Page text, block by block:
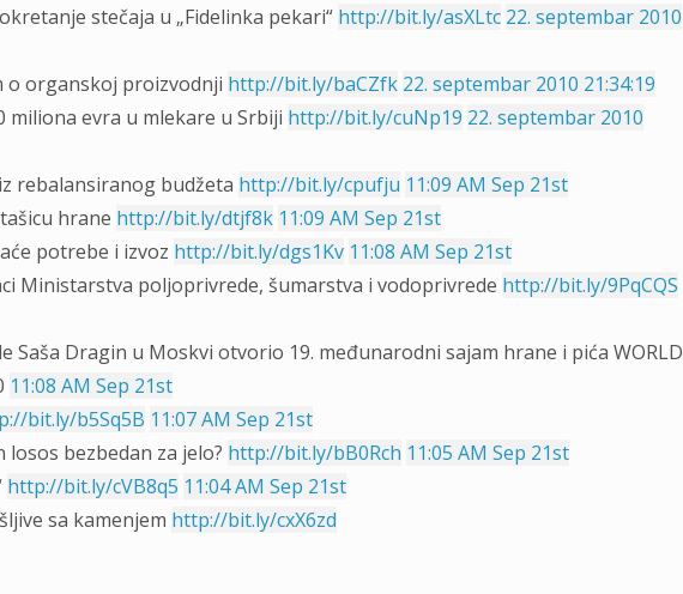
stečaja u „Fidelinka pekari“ http://bit.ly/asXLtc 22. septembar 2010
o organskoj proizvodnji http://bit.ly/baCZfk 22. septembar 2010 21:34:19
miliona evra u mlekare u Srbiji http://bit.ly/cuNp19 22. septembar 2010
rebalansiranog budžeta http://bit.ly/cpufju 11:09 AM Sep 21st
hrane http://bit.ly/dtjf8k 11:09 AM Sep 21st
potrebe i izvoz http://bit.ly/dgs1Kv 11:08 AM Sep 21st
Ministarstva poljoprivrede, šumarstva i vodoprivrede http://bit.ly/9PqCQS
Saša Dragin u Moskvi otvorio 19. međunarodni sajam hrane i pića WORLD
11:08 AM Sep 21st
bit.ly/b5Sq5B 11:07 AM Sep 21st
bezbedan za jelo? http://bit.ly/bB0Rch 11:05 AM Sep 21st
http://bit.ly/cVB8q5 11:04 AM Sep 21st
sa kamenjem http://bit.ly/cxX6zd